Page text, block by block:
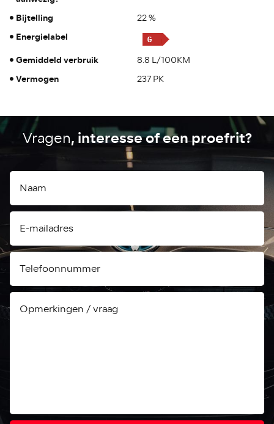
Bijtelling
22 %
Energielabel
Gemiddeld verbruik
8.8 L/100KM
Vermogen 237 PK
Vragen, interesse of een proefrit?